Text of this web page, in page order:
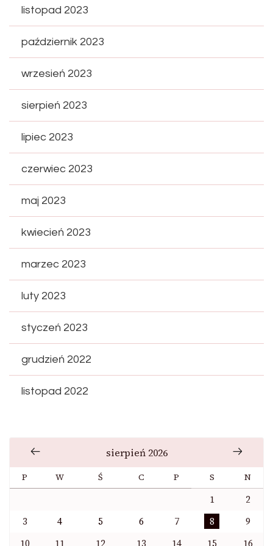
listopad 2023
październik 2023
wrzesień 2023
sierpień 2023
lipiec 2023
czerwiec 2023
maj 2023
kwiecień 2023
marzec 2023
luty 2023
styczeń 2023
grudzień 2022
listopad 2022
sierpień 2026
P W Ś C P S N
1
2
3
4 5 6 7 8
9
10
11 12 13 14 15 16